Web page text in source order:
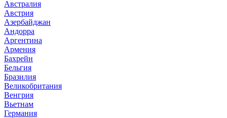
Австралия
Австрия
Азербайджан
Андорра
Аргентина
Армения
Бахрейн
Бельгия
Бразилия
Великобритания
Венгрия
Вьетнам
Германия